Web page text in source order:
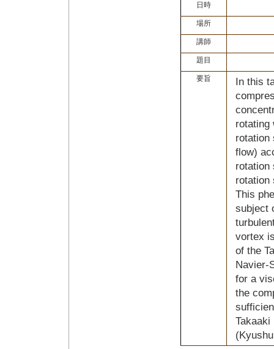
日時
場所
講師
題目
要旨
In this
rotating
rotation
flow)
rotation
rotation
This
subject
vortex
of the
Navier-
for a
the
Takaaki